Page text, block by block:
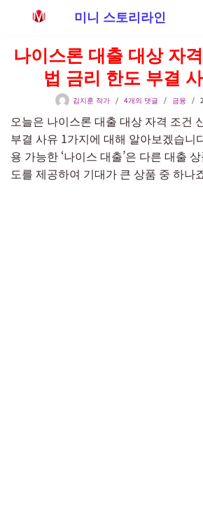
텐
너
뛰
기
미니 스토리라인
나이스론 대출 대상 자
법 금리 한도 부결
김지훈 작가 4개의 댓글 금융
오늘은 나이스론 대출 대상 자격 조건
부결 사유 1가지에 대해 알아보겠습니
용 가능한 ‘나이스 대출’은 다른 대출
도를 제공하여 기대가 큰 상품 중 하나